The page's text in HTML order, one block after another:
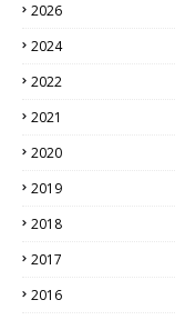
2026
2024
2022
2021
2020
2019
2018
2017
2016